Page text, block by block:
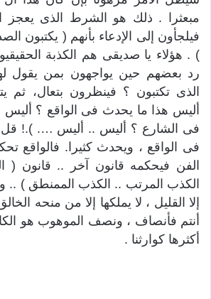
مبعثرا . ذلك هو الشرط الذى يعجز
فيلجأون إلى الإدعاء بأنهم ( يكتبون
) . هؤلاء يا صديقى هم الكذبة
رد بعضهم حين يواجهون بمن يقول
الذى تكتبون ؟ فينظرون بتعال، ثم
أليس هذا ما يحدث فى الواقع ؟ أليس
فى الشارع ؟ أليس .. أليس …. ).! قل
فى الواقع ، ويحدث كثيرا. فالواقع
الفن فيحكمه قانون آخر .. قانون (
الكذب المرتب .. الكذب الممنطق ) ..
إلا القليل ، لا يملكها إلا من منحه
أنتم فأنصاف ، ونصف الموهوب هو
أكثرها كوارثنا .